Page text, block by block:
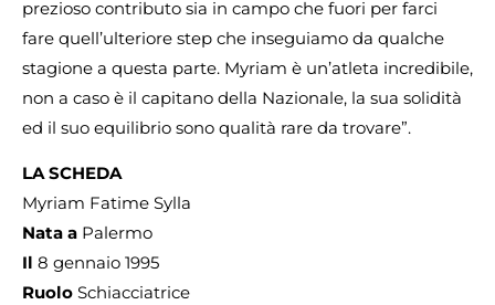
prezioso contributo sia in campo che fuori per farci
fare quell’ulteriore step che inseguiamo da qualche
stagione a questa parte. Myriam è un’atleta incredibile,
non a caso è il capitano della Nazionale, la sua solidità
ed il suo equilibrio sono qualità rare da trovare”.
LA SCHEDA
Myriam Fatime Sylla
Nata a Palermo
Il 8 gennaio 1995
Ruolo Schiacciatrice